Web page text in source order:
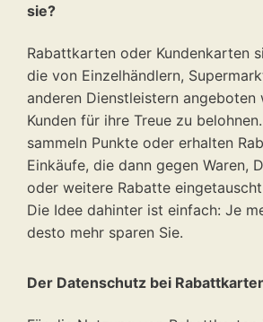
sie?
Rabattkarten oder Kundenkarten
die von Einzelhändlern,
anderen Dienstleistern angeboten
Kunden für ihre Treue zu
sammeln Punkte oder erhalten
Einkäufe, die dann gegen Waren,
oder weitere Rabatte
Die Idee dahinter ist einfach: Je
desto mehr sparen Sie.
Der Datenschutz bei